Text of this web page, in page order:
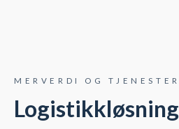
MERVERDI OG TJENESTER
Logistikkløsning